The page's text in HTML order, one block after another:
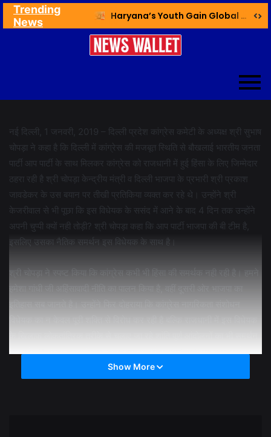
Trending
News
Haryana’s Youth Gain Global Healthcare Career Boost Through New Skilling Partnership
नई दिल्ली, 1 जनवरी, 2019 – दिल्ली प्रदेश कांग्रेस कमेटी के अध्यक्ष श्री सुभाष
चोपड़ा ने कहा है कि दिल्ली में कांग्रेस की मजबूत स्थिति से बौखलाई भारतीय जनता
पार्टी आप पार्टी के साथ मिलकर कांग्रेस को राजधानी में हुई हिंसा के लिए जिम्मेदार
ठहरा रही है श्री चोपड़ा केन्द्रीय मंत्री व दिल्ली भाजपा के प्रभारी श्री प्रकाश
जावडेकर के उस बयान पर तीखी प्रतिकिया व्यक्त कर रहे थे। उन्होंने श्री
केजरीवाल से भी पूछा कि इस विधेयक के ससंद में आने के बाद 4 दिन तक उन्होंने
अपनी चुप्पी क्यों नही तोड़ी? श्री चोपड़ा कहा कि आप पार्टी भाजपा की बी टीम है,
इसलिए उसका नैतिक समर्थन इस विधेयक के साथ है।
श्री चोपड़ा ने स्पष्ट किया कि कांग्रेस कभी भी हिंसा की समर्थक नही रही है। हमने
हमेशा गांधी जी अहिंसावादी नीति का पालन किया है, वहीं दूसरी ओर भाजपा का
में महिलाओं व छात्रों के शांति पूर्ण आंदोलन में भी वे स्वयं शामिल हुए थे। उन्होंने यह
भी कहा कि जिस तरीके से जामिया विश्वविद्यालय के कैम्पस में घुसकर छात्रों से
Show More